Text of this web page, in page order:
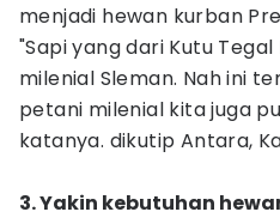
menjadi hewan kurban
"Sapi yang dari Kutu
milenial Sleman. Nah ini
petani milenial kita juga
katanya. dikutip Antara,
3. Yakin kebutuhan